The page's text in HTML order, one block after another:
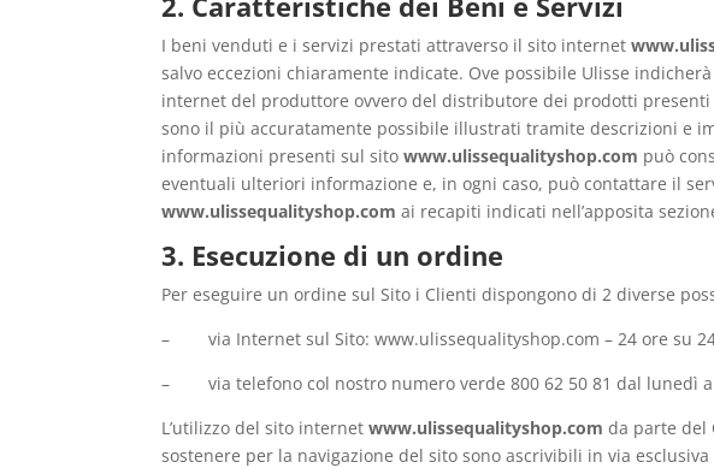
I beni venduti e i servizi prestati attraverso il sito internet
salvo eccezioni chiaramente indicate. Ove possibile Ulisse
internet del produttore ovvero del distributore dei prodotti
sono il più accuratamente possibile illustrati tramite descrizioni e
informazioni presenti sul sitowww.ulissequalityshop.com può
eventuali ulteriori informazione e, in ogni caso, può contattare il
www.ulissequalityshop.com ai recapiti indicati nell’apposita
3. Esecuzione di un ordine
Per eseguire un ordine sul Sito i Clienti dispongono di 2 diverse
– via Internet sul Sito: www.ulissequalityshop.com – 24 ore su
– via telefono col nostro numero verde 800 62 50 81 dal lunedì
L’utilizzo del sito internetwww.ulissequalityshop.com da parte del
sostenere per la navigazione del sito sono ascrivibili in via